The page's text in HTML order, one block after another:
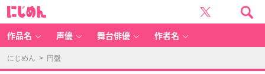
作品名 声優 舞台俳優 作者名
にじめん > 円盤